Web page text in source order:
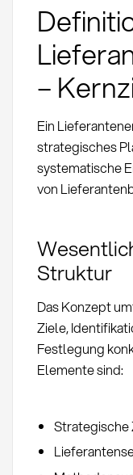
–
Ein
strategisches
systematische
von
Struktur
Das Konzept
Ziele,
Festlegung
Elemente sind:
Strategische